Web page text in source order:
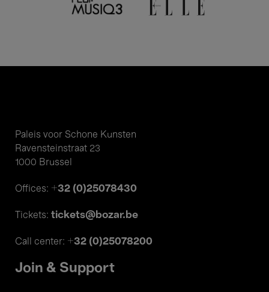
Paleis voor Schone Kunsten
Ravensteinstraat 23
1000 Brussel
Offices: +32 (0)25078430
Tickets: tickets@bozar.be
Call center: +32 (0)25078200
Join & Support